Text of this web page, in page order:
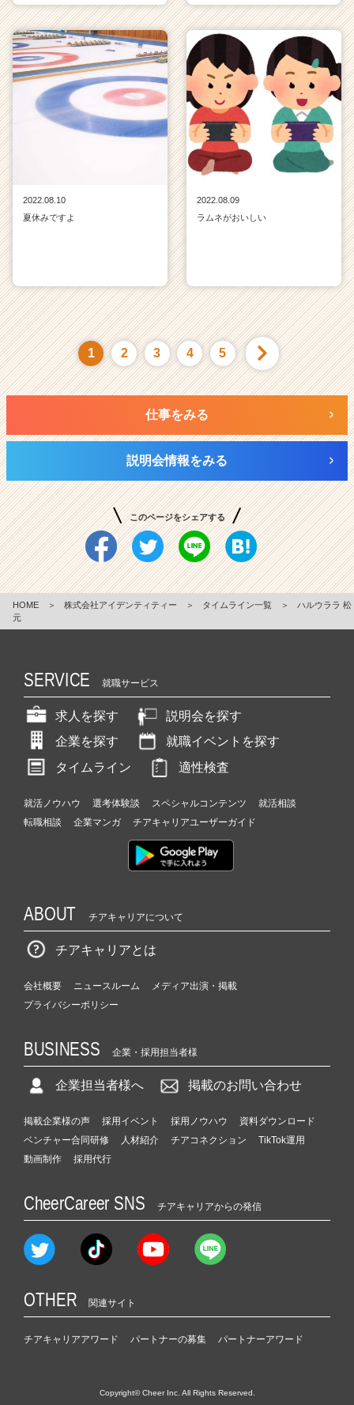
2022.08.10
夏休みですよ
2022.08.09
ラムネがおいしい
1 2 3 4 5
仕事をみる
説明会情報をみる
このページをシェアする
HOME ＞ 株式会社アイデンティティー ＞ タイムライン一覧 ＞
ハルウララ 松
元
SERVICE 就職サービス
求人を探す
説明会を探す
企業を探す
就職イベントを探す
タイムライン
適性検査
就活ノウハウ 選考体験談 スペシャルコンテンツ
就活相談
転職相談
企業マンガ チアキャリアユーザーガイド
ABOUT チアキャリアについて
チアキャリアとは
会社概要 ニュースルーム
メディア出演・掲載
プライバシーポリシー
BUSINESS 企業・採用担当者様
企業担当者様へ 掲載のお問い合わせ
掲載企業様の声 採用イベント 採用ノウハウ
資料ダウンロード
ベンチャー合同研修
人材紹介 チアコネクション
TikTok運用
動画制作
採用代行
CheerCareer SNS チアキャリアからの発信
OTHER 関連サイト
チアキャリアアワード パートナーの募集 パートナーアワード
Copyright© Cheer Inc. All Rights Reserved.